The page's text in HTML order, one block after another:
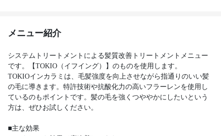
メニュー紹介
システムトリートメントによる髪質改善トリートメントメニュー
です。【TOKIO（イフイング）】のものを使用します。
TOKIOインカラミは、毛髪強度を向上させながら指通りのいい髪
の毛に導きます。特許技術や抗酸化力の高いフラーレンを使用し
ているのもポイントです。髪の毛を強くつややかにしたいという
方は、ぜひお試しください。
■主な効果